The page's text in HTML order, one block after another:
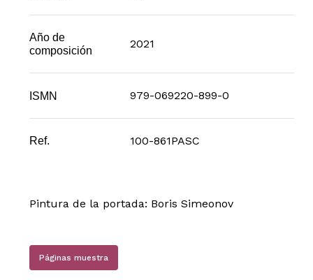
Año de
composición
2021
ISMN 979-069220-899-0
Ref. 100-861PASC
Pintura de la portada: Boris Simeonov
Páginas muestra